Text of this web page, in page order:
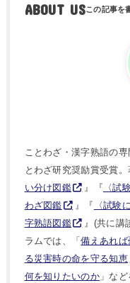
ABOUT US
ことわざ・漢字熟語の
とわざ研究奨励賞受賞
い分け図鑑
』『 〈試
わざ図鑑
』『
〈試験
字熟語図鑑
』(共に講
ラムでは、「備えあれ
る災害時の命を守る知恵
何を知りたいのか」など